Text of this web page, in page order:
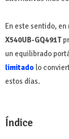
En este sentido, en
X540UB-GQ491T
un equilibrado
limitado lo
estos días.
Índice